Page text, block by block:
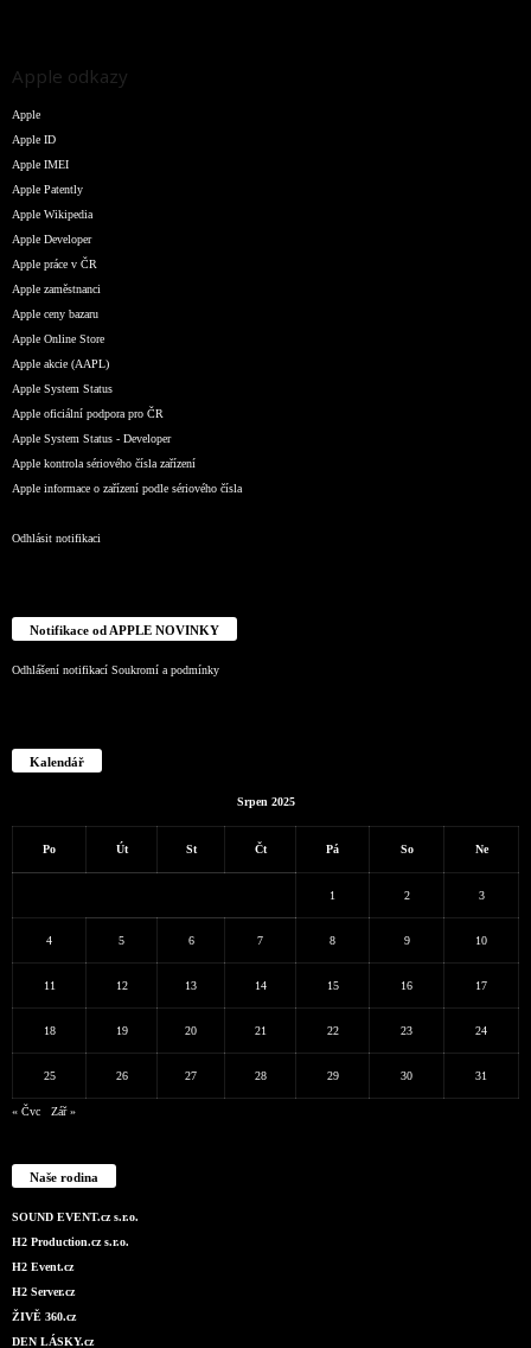
Apple odkazy
Apple
Apple ID
Apple IMEI
Apple Patently
Apple Wikipedia
Apple Developer
Apple práce v ČR
Apple zaměstnanci
Apple ceny bazaru
Apple Online Store
Apple akcie (AAPL)
Apple System Status
Apple oficiální podpora pro ČR
Apple System Status - Developer
Apple kontrola sériového čísla zařízení
Apple informace o zařízení podle sériového čísla
Odhlásit notifikaci
Notifikace od APPLE NOVINKY
Odhlášení notifikací Soukromí a podmínky
Kalendář
Srpen 2025
Po Út St Čt Pá So Ne
1 2 3
4 5 6 7 8 9 10
11 12 13 14 15 16 17
18 19 20 21 22 23 24
25 26 27 28 29 30 31
« Čvc Zář »
Naše rodina
SOUND EVENT.cz s.r.o.
H2 Production.cz s.r.o.
H2 Event.cz
H2 Server.cz
ŽIVĚ 360.cz
DEN LÁSKY.cz